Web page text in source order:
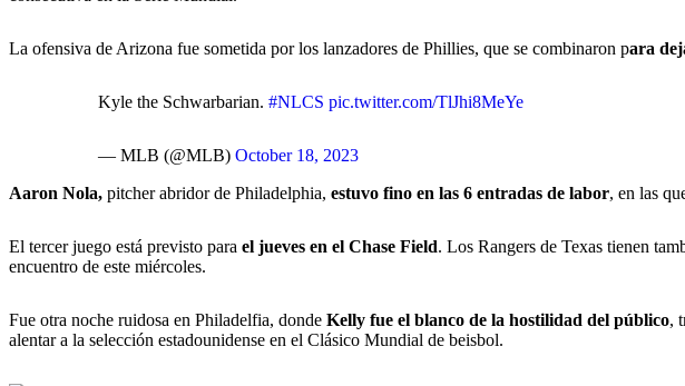
La ofensiva de Arizona fue sometida por los lanzadores de Phillies, que se combinaron para
Kyle the Schwarbarian. #NLCS pic.twitter.com/TlJhi8MeYe
— MLB (@MLB) October 18, 2023
Aaron Nola, pitcher abridor de Philadelphia, estuvo fino en las 6 entradas de labor, en las
El tercer juego está previsto para el jueves en el Chase Field. Los Rangers de Texas tienen
encuentro de este miércoles.
Fue otra noche ruidosa en Philadelfia, donde Kelly fue el blanco de la hostilidad del público,
alentar a la selección estadounidense en el Clásico Mundial de beisbol.